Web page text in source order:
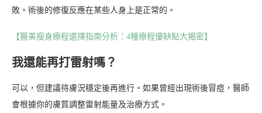
敗。術後的修復反應在某些人身上是正常的。
【醫美瘦身療程選擇指南分析：4種療程優缺點大揭密】
我還能再打雷射嗎？
可以，但建議待膚況穩定後再進行。如果曾經出現術後冒痘，醫師
會根據你的膚質調整雷射能量及治療方式。